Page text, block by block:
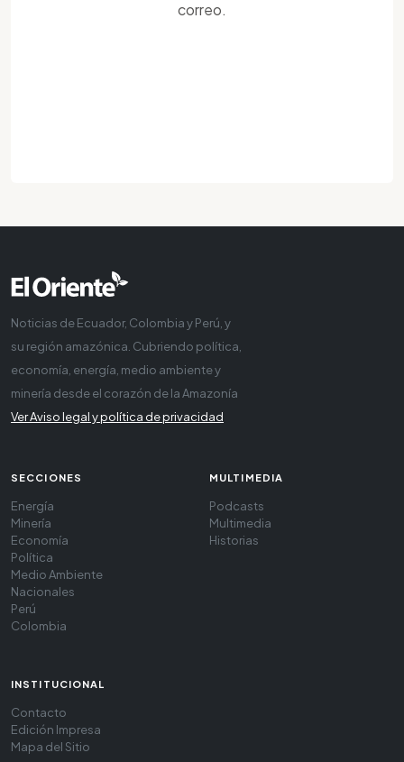
correo.
Noticias de Ecuador, Colombia y Perú, y
su región amazónica. Cubriendo política,
economía, energía, medio ambiente y
minería desde el corazón de la Amazonía
Ver Aviso legal y política de privacidad
SECCIONES
Energía
Minería
Economía
Política
Medio Ambiente
Nacionales
Perú
Colombia
MULTIMEDIA
Podcasts
Multimedia
Historias
INSTITUCIONAL
Contacto
Edición Impresa
Mapa del Sitio